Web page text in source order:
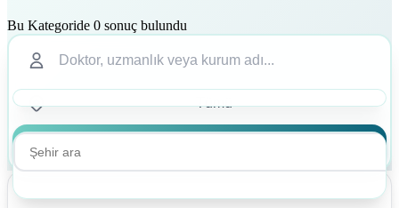
Bu Kategoride 0 sonuç bulundu